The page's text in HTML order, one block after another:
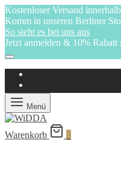
Kostenloser Versand
Komm in unseren Berliner
So sieht es bei uns aus
Jetzt anmelden & 10% Rabatt
Menü
Warenkorb